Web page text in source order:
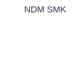
NDM SMK